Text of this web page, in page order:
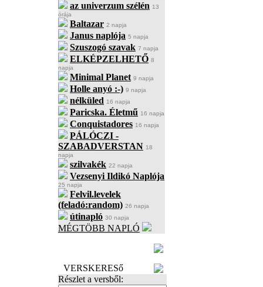
az univerzum szélén 13
órája
Baltazar 2 napja
Janus naplója 5 napja
Szuszogó szavak 7 napja
ELKÉPZELHETŐ 8
napja
Minimal Planet 9 napja
Holle anyó :-) 9 napja
nélküled 16 napja
Paricska. Életmű 16 napja
Conquistadores 16 napja
PÁLÓCZI -
SZABADVERSTAN 18
napja
szilvakék 22 napja
Vezsenyi Ildikó Naplója
25 napja
Felvil.levelek
(feladó:random) 26 napja
útinapló 30 napja
MÉGTÖBB NAPLÓ
VERSKERESő
Részlet a versből: